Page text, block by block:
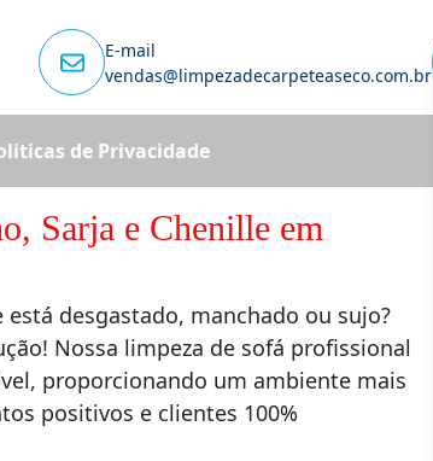
E-mail
vendas@limpezadecarpeteaseco.com.br
de Privacidade
Sarja e Chenille em
está desgastado, manchado ou sujo?
Nossa limpeza de sofá profissional
proporcionando um ambiente mais
positivos e clientes 100%